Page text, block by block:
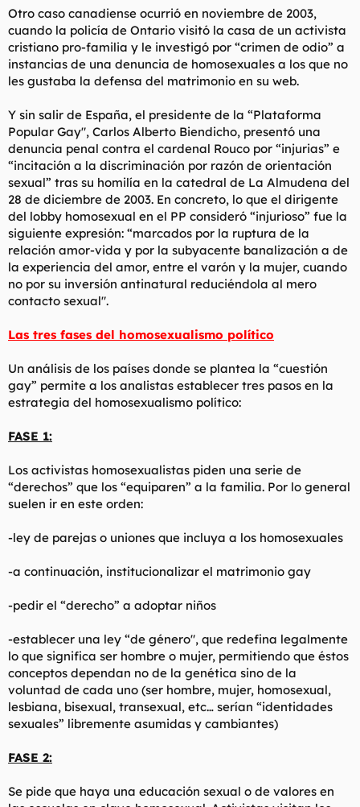
Otro caso canadiense ocurrió en noviembre de 2003,
cuando la policía de Ontario visitó la casa de un activista
cristiano pro-familia y le investigó por “crimen de odio” a
instancias de una denuncia de homosexuales a los que no
les gustaba la defensa del matrimonio en su web.
Y sin salir de España, el presidente de la “Plataforma
Popular Gay", Carlos Alberto Biendicho, presentó una
denuncia penal contra el cardenal Rouco por “injurias” e
“incitación a la discriminación por razón de orientación
sexual” tras su homilía en la catedral de La Almudena del
28 de diciembre de 2003. En concreto, lo que el dirigente
del lobby homosexual en el PP consideró “injurioso” fue la
siguiente expresión: “marcados por la ruptura de la
relación amor-vida y por la subyacente banalización a de
la experiencia del amor, entre el varón y la mujer, cuando
no por su inversión antinatural reduciéndola al mero
contacto sexual".
Las tres fases del homosexualismo político
Un análisis de los países donde se plantea la “cuestión
gay” permite a los analistas establecer tres pasos en la
estrategia del homosexualismo político:
FASE 1:
Los activistas homosexualistas piden una serie de
“derechos” que los “equiparen” a la familia. Por lo general
suelen ir en este orden:
-ley de parejas o uniones que incluya a los homosexuales
-a continuación, institucionalizar el matrimonio gay
-pedir el “derecho” a adoptar niños
-establecer una ley “de género", que redefina legalmente
lo que significa ser hombre o mujer, permitiendo que éstos
conceptos dependan no de la genética sino de la
voluntad de cada uno (ser hombre, mujer, homosexual,
lesbiana, bisexual, transexual, etc… serían “identidades
sexuales” libremente asumidas y cambiantes)
FASE 2:
Se pide que haya una educación sexual o de valores en